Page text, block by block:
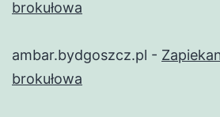
brokułowa
ambar.bydgoszcz.pl -
brokułowa